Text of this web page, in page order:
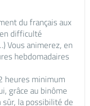
du français aux
difficulté
Vous animerez, en
hebdomadaires
heures minimum
grâce au binôme
la possibilité de